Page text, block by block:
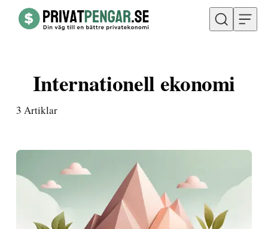
Hoppa till innehåll
Internationell ekonomi
3 Artiklar